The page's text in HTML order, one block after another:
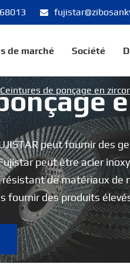
de marché Société
peut fournir des
peut être acier
de matériaux de
fournir des produits
Ceintures de ponçage en